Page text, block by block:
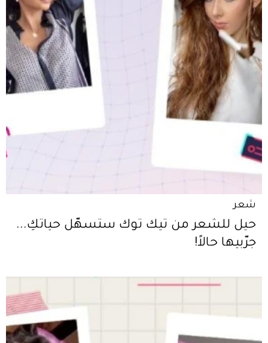
شعر
حيل للشعر من تيك توك ستسهّل حياتكِ...
جرّبيها حالاً!